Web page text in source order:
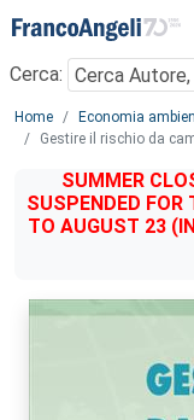
Menu
Cerca:
Main content
Home
Economia
Gestire il rischio da
SUMMER
SUSPENDED FOR
TO AUGUST 23